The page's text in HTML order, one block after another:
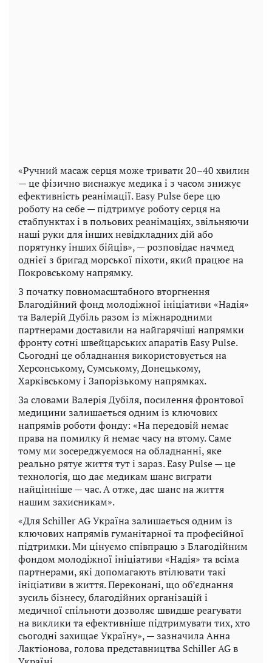
«Ручний масаж серця може тривати 20–40 хвилин
— це фізично виснажує медика і з часом знижує
ефективність реанімації. Easy Pulse бере цю
роботу на себе — підтримує роботу серця на
стабпунктах і в польових реанімаціях, звільняючи
наші руки для інших невідкладних дій або
порятунку інших бійців», — розповідає начмед
однієї з бригад морської піхоти, який працює на
Покровському напрямку.
З початку повномасштабного вторгнення
Благодійний фонд молодіжної ініціативи «Надія»
та Валерій Дубіль разом із міжнародними
партнерами доставили на найгарячіші напрямки
фронту сотні швейцарських апаратів Easy Pulse.
Сьогодні це обладнання використовується на
Херсонському, Сумському, Донецькому,
Харківському і Запорізькому напрямках.
За словами Валерія Дубіля, посилення фронтової
медицини залишається одним із ключових
напрямів роботи фонду: «На передовій немає
права на помилку й немає часу на втому. Саме
тому ми зосереджуємося на обладнанні, яке
реально рятує життя тут і зараз. Easy Pulse — це
технологія, що дає медикам шанс виграти
найцінніше — час. А отже, дає шанс на життя
нашим захисникам».
«Для Schiller AG Україна залишається одним із
ключових напрямів гуманітарної та професійної
підтримки. Ми цінуємо співпрацю з Благодійним
фондом молодіжної ініціативи «Надія» та всіма
партнерами, які допомагають втілювати такі
ініціативи в життя. Переконані, що об’єднання
зусиль бізнесу, благодійних організацій і
медичної спільноти дозволяє швидше реагувати
на виклики та ефективніше підтримувати тих, хто
сьогодні захищає Україну», — зазначила Анна
Лактіонова, голова представництва Schiller AG в